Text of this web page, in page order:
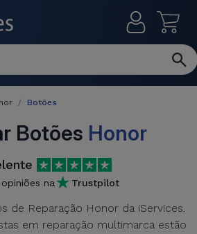
Botões
Botões Honor
opiniões na Trustpilot
de Reparação Honor da iServices.
em reparação multimarca estão